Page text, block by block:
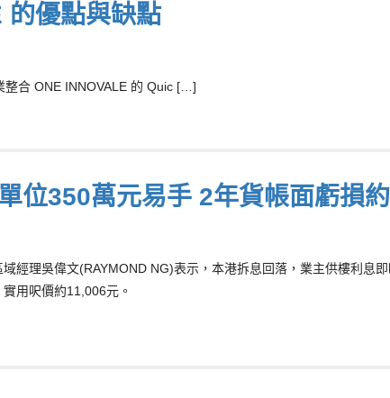
的優點與缺點
整合 ONE INNOVALE 的 Quic […]
位350萬元易手 2年貨帳面虧損
經理吳偉文(RAYMOND NG)表示，本港拆息回落，業主供樓利息
用呎價約11,006元。